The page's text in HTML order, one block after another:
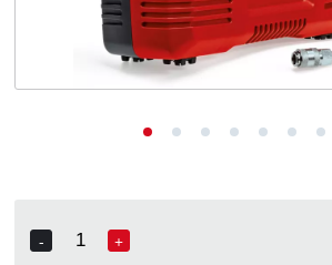
-
Quantity
+